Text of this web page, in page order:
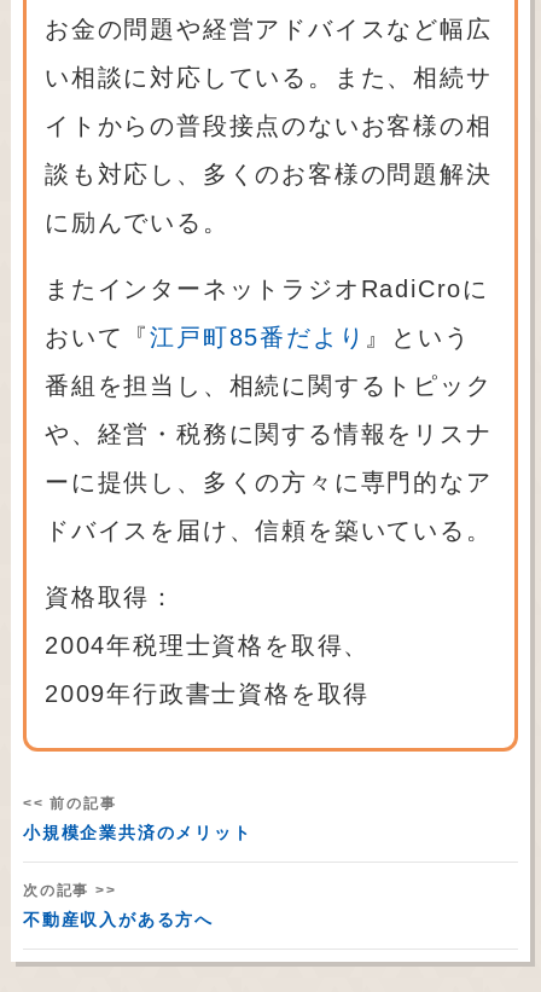
お金の問題や経営アドバイスなど幅広
い相談に対応している。また、相続サ
イトからの普段接点のないお客様の相
談も対応し、多くのお客様の問題解決
に励んでいる。
またインターネットラジオRadiCroに
おいて『江戸町85番だより 』という
番組を担当し、相続に関するトピック
や、経営・税務に関する情報をリスナ
ーに提供し、多くの方々に専門的なア
ドバイスを届け、信頼を築いている。
資格取得：
2004年税理士資格を取得、
2009年行政書士資格を取得
<< 前の記事
小規模企業共済のメリット
次の記事 >>
不動産収入がある方へ